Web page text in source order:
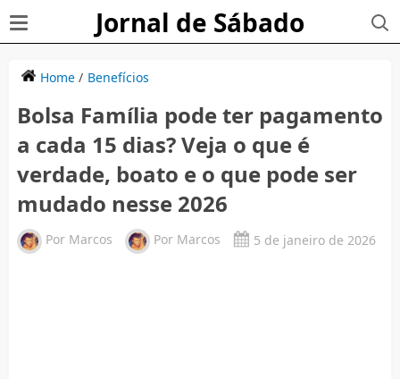
Jornal de Sábado
Home/ Benefícios
Bolsa Família pode ter pagamento
a cada 15 dias? Veja o que é
verdade, boato e o que pode ser
mudado nesse 2026
Por Marcos Por Marcos 5 de janeiro de 2026